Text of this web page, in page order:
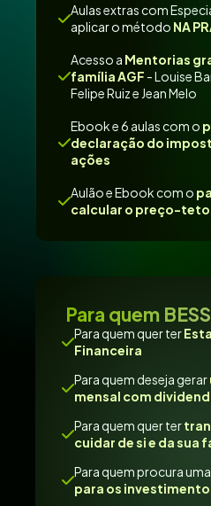
Aulas extras com
aplicar o método NA
Acesso a Mentorias
família AGF - Louise
Felipe Ruiz e Jean Melo
Ebook e 6 aulas com o
declaração do
ações
Aulão e Ebook com o
calcular o preço-teto
Para quem
Para quem quer ter
Financeira
Para quem deseja gerar
mensal com
Para quem quer ter
cuidar de si e da sua
Para quem procura uma
para os